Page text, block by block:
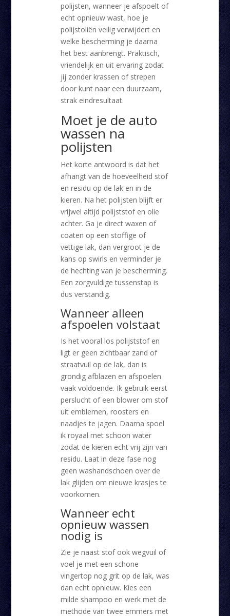
polijsten, wanneer je afspoelt of
echt opnieuw wast, hoe je
polijstoliën veilig verwijdert en
welke bescherming je daarna
het best aanbrengt. Praktisch,
vriendelijk en uit ervaring zodat
jij zonder krassen of strepen
door kunt naar een duurzaam,
strak eindresultaat.
Moet je de auto
wassen na
polijsten
Het korte antwoord is dat het
afhangt van de hoeveelheid stof
en residu op de lak en in de
kieren. Na het polijsten blijft er
vrijwel altijd polijststof en olie
achter. Ga je direct waxen of
coaten op een stoffige of
vettige lak, dan vergroot je de
kans op swirls en verminder je
de hechting van je bescherming.
Een zorgvuldige tussenstap is
dus verstandig.
Wanneer alleen
afspoelen volstaat
Is het vooral los polijststof en
ligt er geen zichtbaar zand of
straatvuil op de lak, dan is
grondig afblazen en afspoelen
vaak voldoende. Ik gebruik eerst
perslucht of een blower om stof
uit emblemen, roosters en
naadjes te jagen. Daarna spoel
ik royaal met schoon water
zodat de kieren echt vrij zijn van
residu. Laat in deze fase nog
geen washandschoen over de
lak glijden om nieuwe krasjes te
voorkomen.
Wanneer echt
opnieuw wassen
nodig is
Zie je naast stof ook wegvuil of
voel je met een schone
vingertop nog grit op de lak, was
dan echt opnieuw. Kies een
milde shampoo en werk met de
methode van twee emmers met